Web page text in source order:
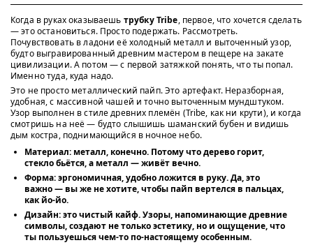
Когда в руках оказываешь трубку Tribe, первое, что хочется сделать
— это остановиться. Просто подержать. Рассмотреть.
Почувствовать в ладони её холодный металл и выточенный узор,
будто выгравированный древним мастером в пещере на закате
цивилизации. А потом — с первой затяжкой понять, что ты попал.
Именно туда, куда надо.
Это не просто металлический пайп. Это артефакт. Неразборная,
удобная, с массивной чашей и точно выточенным мундштуком.
Узор выполнен в стиле древних племён (Tribe, как ни крути), и когда
смотришь на неё — будто слышишь шаманский бубен и видишь
дым костра, поднимающийся в ночное небо.
Материал: металл, конечно. Потому что дерево горит,
стекло бьётся, а металл — живёт вечно.
Форма:эргономичная, удобно ложится в руку. Да, это
важно — вы же не хотите, чтобы пайп вертелся в пальцах,
как йо-йо.
Дизайн:это чистый кайф. Узоры, напоминающие древние
символы, создают не только эстетику, но и ощущение, что
ты пользуешься чем-то по-настоящему особенным.